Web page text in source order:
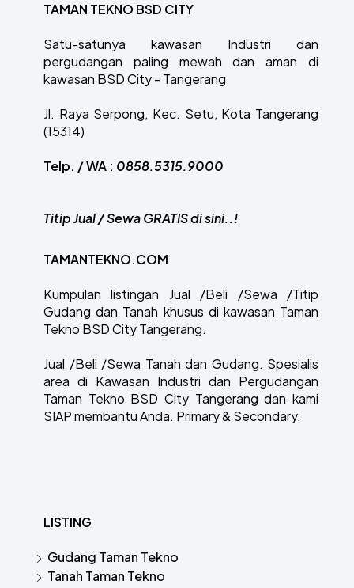
TAMAN TEKNO BSD CITY
Satu-satunya kawasan Industri dan
pergudangan paling mewah dan aman di
kawasan BSD City - Tangerang
Jl. Raya Serpong, Kec. Setu, Kota Tangerang
(15314)
Telp. / WA : 0858.5315.9000
Titip Jual / Sewa GRATIS di sini..!
TAMANTEKNO.COM
Kumpulan listingan Jual /Beli /Sewa /Titip
Gudang dan Tanah khusus di kawasan Taman
Tekno BSD City Tangerang.
Jual /Beli /Sewa Tanah dan Gudang. Spesialis
area di Kawasan Industri dan Pergudangan
Taman Tekno BSD City Tangerang dan kami
SIAP membantu Anda. Primary & Secondary.
LISTING
Gudang Taman Tekno
Tanah Taman Tekno